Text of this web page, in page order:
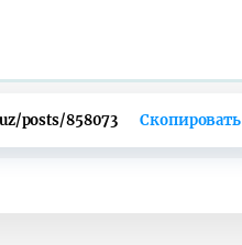
posts/858073 Скопировать